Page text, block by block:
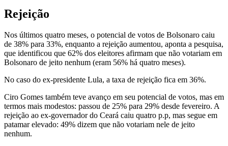
Rejeição
Nos últimos quatro meses, o potencial de votos de Bolsonaro caiu
de 38% para 33%, enquanto a rejeição aumentou, aponta a pesquisa,
que identificou que 62% dos eleitores afirmam que não votariam em
Bolsonaro de jeito nenhum (eram 56% há quatro meses).
No caso do ex-presidente Lula, a taxa de rejeição fica em 36%.
Ciro Gomes também teve avanço em seu potencial de votos, mas em
termos mais modestos: passou de 25% para 29% desde fevereiro. A
rejeição ao ex-governador do Ceará caiu quatro p.p, mas segue em
patamar elevado: 49% dizem que não votariam nele de jeito
nenhum.